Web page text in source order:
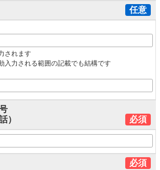
任意
されます
入力される範囲の記載でも結構です
）
必須
必須